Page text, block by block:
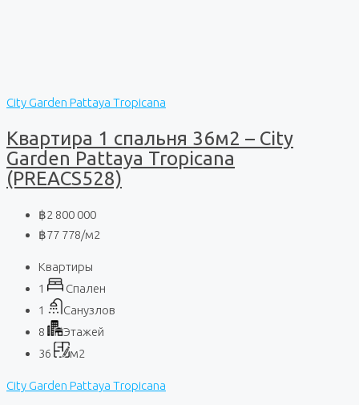
City Garden Pattaya Tropicana
Квартира 1 спальня 36м2 – City
Garden Pattaya Tropicana
(PREACS528)
฿2 800 000
฿77 778/м2
Квартиры
1
Спален
1
Санузлов
8
Этажей
36
м2
City Garden Pattaya Tropicana